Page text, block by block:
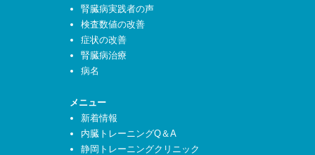
腎臓病実践者の声
検査数値の改善
症状の改善
腎臓病治療
病名
メニュー
新着情報
内臓トレーニングQ＆A
静岡トレーニングクリニック